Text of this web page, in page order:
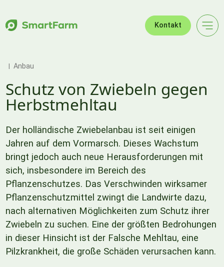
Kontakt
Anbau
Schutz von Zwiebeln gegen
Herbstmehltau
Der holländische Zwiebelanbau ist seit einigen
Jahren auf dem Vormarsch. Dieses Wachstum
bringt jedoch auch neue Herausforderungen mit
sich, insbesondere im Bereich des
Pflanzenschutzes. Das Verschwinden wirksamer
Pflanzenschutzmittel zwingt die Landwirte dazu,
nach alternativen Möglichkeiten zum Schutz ihrer
Zwiebeln zu suchen. Eine der größten Bedrohungen
in dieser Hinsicht ist der Falsche Mehltau, eine
Pilzkrankheit, die große Schäden verursachen kann.